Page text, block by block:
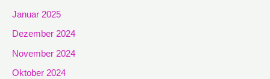
Januar 2025
Dezember 2024
November 2024
Oktober 2024